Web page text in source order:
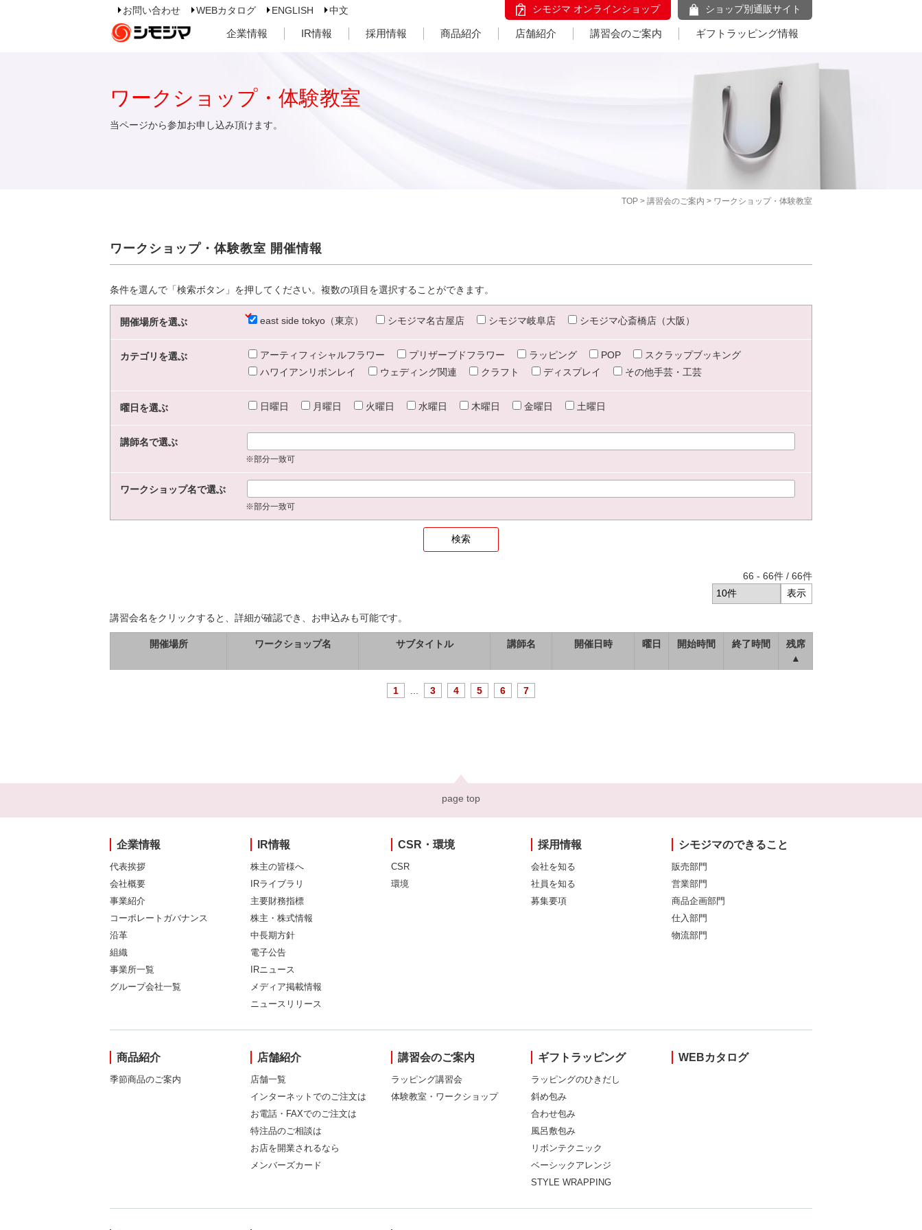
お問い合わせ WEBカタログ ENGLISH 中文 シモジマ オンラインショップ ショップ別通販サイト
企業情報 IR情報 採用情報 商品紹介 店舗紹介 講習会のご案内 ギフトラッピング情報
TOP > 講習会のご案内 > ワークショップ・体験教室
ワークショップ・体験教室
当ページから参加お申し込み頂けます。
ワークショップ・体験教室 開催情報
条件を選んで「検索ボタン」を押してください。複数の項目を選択することができます。
開催場所を選ぶ east side tokyo（東京） シモジマ名古屋店 シモジマ岐阜店 シモジマ心斎橋店（大阪）
カテゴリを選ぶ アーティフィシャルフラワー プリザーブドフラワー ラッピング POP
スクラップブッキング
ハワイアンリボンレイ
ウェディング関連 クラフト ディスプレイ その他手芸・工芸
曜日を選ぶ 日曜日 月曜日 火曜日 水曜日 木曜日 金曜日 土曜日
講師名で選ぶ
※部分一致可
ワークショップ名で選ぶ
※部分一致可
66 - 66件 / 66件
講習会名をクリックすると、詳細が確認でき、お申込みも可能です。
開催場所 ワークショップ名 サブタイトル 講師名 開催日時 曜日 開始時間 終了時間
残席
▲
1 3 4 5 6 7
page top
企業情報
代表挨拶
会社概要
事業紹介
コーポレートガバナンス
沿革
組織
事業所一覧
グループ会社一覧
IR情報
株主の皆様へ
IRライブラリ
主要財務指標
株主・株式情報
中長期方針
電子公告
IRニュース
メディア掲載情報
ニュースリリース
CSR・環境
CSR
環境
採用情報
会社を知る
社員を知る
募集要項
シモジマのできること
販売部門
営業部門
商品企画部門
仕入部門
物流部門
商品紹介
季節商品のご案内
店舗紹介
店舗一覧
インターネットでのご注文は
お電話・FAXでのご注文は
特注品のご相談は
お店を開業されるなら
メンバーズカード
講習会のご案内
ラッピング講習会
体験教室・ワークショップ
ギフトラッピング
ラッピングのひきだし
斜め包み
合わせ包み
風呂敷包み
リボンテクニック
ベーシックアレンジ
STYLE WRAPPING
WEBカタログ